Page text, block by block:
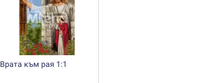
Врата към рая 1:1